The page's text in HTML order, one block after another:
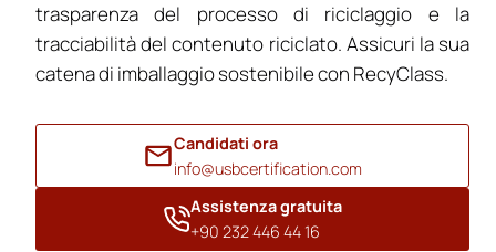
trasparenza del processo di riciclaggio e la
tracciabilità del contenuto riciclato. Assicuri la sua
catena di imballaggio sostenibile con RecyClass.
Candidati ora
info@usbcertification.com
Assistenza gratuita
+90 232 446 44 16